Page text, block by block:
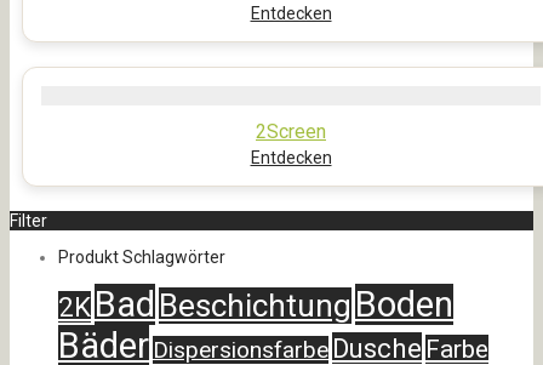
Entdecken
2Screen
Entdecken
Filter
Produkt Schlagwörter
2KBad Beschichtung Boden
Bäder Dispersionsfarbe Dusche Farbe